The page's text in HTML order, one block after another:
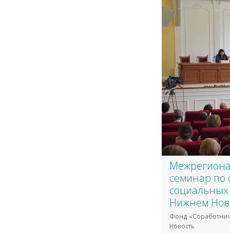
семинар по
Нижнем
Фонд
Новость